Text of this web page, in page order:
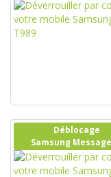
Déblocage
Samsung